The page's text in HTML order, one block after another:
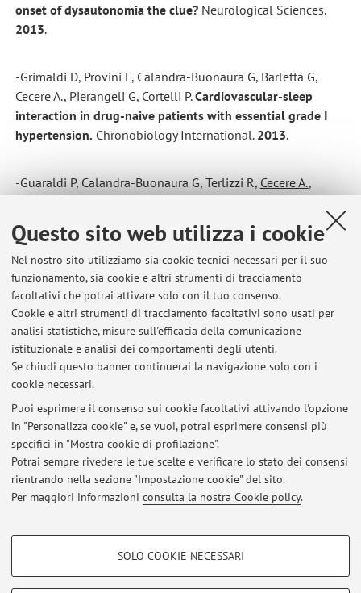
Questo sito web utilizza i cookie
Nel nostro sito utilizziamo sia cookie tecnici necessari per il suo
funzionamento, sia cookie e altri strumenti di tracciamento
facoltativi che potrai attivare solo con il tuo consenso.
Cookie e altri strumenti di tracciamento facoltativi sono usati per
analisi statistiche, misure sull'efficacia della comunicazione
istituzionale e analisi dei comportamenti degli utenti.
Se chiudi questo banner continuerai la navigazione solo con i
cookie necessari.
Puoi esprimere il consenso sui cookie facoltativi attivando l'opzione
in "Personalizza cookie" e, se vuoi, potrai esprimere consensi più
specifici in "Mostra cookie di profilazione".
Potrai sempre rivedere le tue scelte e verificare lo stato dei consensi
rientrando nella sezione "Impostazione cookie" del sito.
Per maggiori informazioni consulta la nostra Cookie policy.
COOKIE DI PROFILAZIONE - FACOLTATIVI
SOLO COOKIE NECESSARI
onset of dysautonomia the clue?Neurological Sciences.
2013.
-Grimaldi D, Provini F, Calandra-Buonaura G, Barletta G,
Cecere A., Pierangeli G, Cortelli P.Cardiovascular-sleep
interaction in drug-naive patients with essential grade I
hypertension.Chronobiology International. 2013.
-Guaraldi P, Calandra-Buonaura G, Terlizzi R, Cecere A.,
Autonomic Research.2012.
-Vigneri S, Guaraldi P, Calandra-Buonaura G, Terlizzi R,
Cecere A. , Barletta G, Cortelli P.
Switching on deep brain
stimulation: Effects on cardiovascular regulation and
respiration.Autonomic Neuroscience.2012.
Ultimi avvisi
Al momento non sono presenti avvisi.
Area riservata
Accedi tramiteloginper gestire tutti i contenuti del sito.